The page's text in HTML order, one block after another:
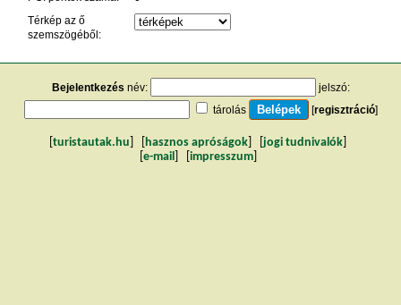
Térkép az ő
szemszögéből:
Bejelentkezés név:
jelszó:
tárolás
[regisztráció]
turistautak.hu hasznos apróságok jogi tudnivalók
e-mail impresszum]